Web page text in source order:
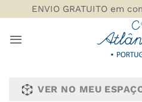
to
content
ENVIO GRATUITO em
VER NO MEU